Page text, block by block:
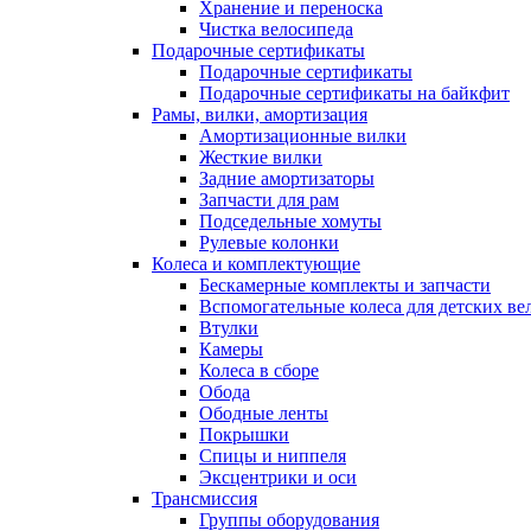
Хранение и переноска
Чистка велосипеда
Подарочные сертификаты
Подарочные сертификаты
Подарочные сертификаты на байкфит
Рамы, вилки, амортизация
Амортизационные вилки
Жесткие вилки
Задние амортизаторы
Запчасти для рам
Подседельные хомуты
Рулевые колонки
Колеса и комплектующие
Бескамерные комплекты и запчасти
Вспомогательные колеса для детских
Втулки
Камеры
Колеса в сборе
Обода
Ободные ленты
Покрышки
Спицы и ниппеля
Эксцентрики и оси
Трансмиссия
Группы оборудования